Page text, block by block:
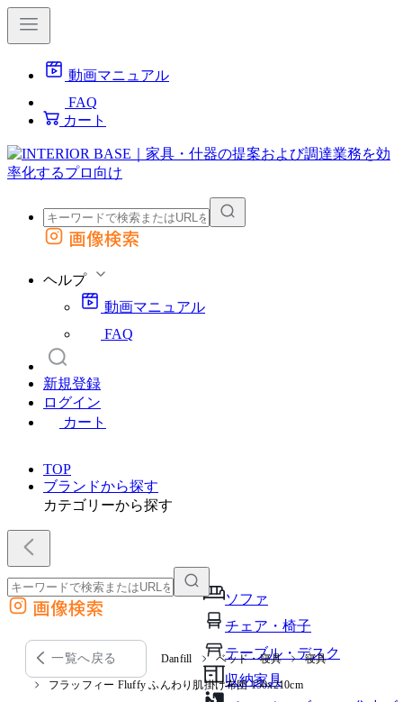
動画マニュアル
FAQ
カート
外部サイトの商品をカートに追加
画像検索
ヘルプ
動画マニュアル
FAQ
新規登録
ログイン
カート
TOP
ブランドから探す
カテゴリーから探す
ソファ
チェア・椅子
テーブル・デスク
収納家具
外部サイトの商品をカートに追加
他のサイトで見つけた商品ページのURLを貼り付けて、カートに追加できます
画像検索
一覧へ戻る Danfill ベッド・寝具 寝具
フラッフィー Fluffy ふんわり肌掛け布団 150x210cm